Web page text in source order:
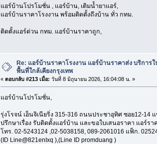
แอร์บ้านโปรโมชั่น , แอร์บ้าน, เติมน้ำยาแอร์,
แอร์บ้านราคาโรงงาน พร้อมติดตั้งถึงบ้าน ทั่ว กทม.
ติดตั้งแอร์ด่วน กทม. แอร์บ้านราคาถูก,
Re: แอร์บ้านราคาโรงงาน แอร์บ้านราคาส่ง บริการใ
พื้นที่ใกล้เคียงกรุงเทพ
« ตอบกลับ #213 เมื่อ: วันที่ 8 มิถุนายน 2026, 16:04:08 น. »
แอร์บ้านโปรโมชั่น,
รุ่งโรจน์ เอ็นจิเนียริ่ง 315-316 ถนนประชาอุทิศ ซอย12-14
ปรึกษาเรื่อง รับติดตั้งแอร์บ้าน และขอใบเสนอราคา แอร์รา
โทร. 02-5243124 ,02-5038158, 089-2061016 แฟ็ก.
(ID Line@821enIxq ),(Line ID promduang )